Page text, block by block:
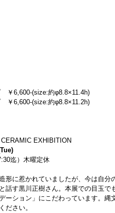
￥6,600-(size:約φ8.8×11.4h)
￥6,600-(size:約φ8.8×11.2h)
EXHIBITION
迄）木曜定休
形に惹かれていましたが、今は自
話す黒川正樹さん。本展での目玉
ーション」にこだわっています。
ださい。